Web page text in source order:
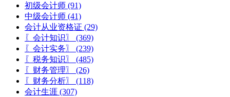
初级会计师 (91)
中级会计师 (41)
会计从业资格证 (29)
〖会计知识〗
(369)
〖会计实务〗
(239)
〖税务知识〗
(485)
〖财务管理〗
(26)
〖财务分析〗
(118)
会计生涯 (307)